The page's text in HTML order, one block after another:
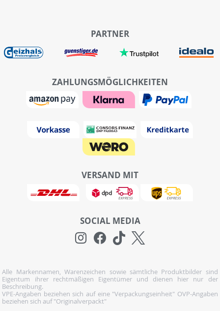
PARTNER
ZAHLUNGSMÖGLICHKEITEN
VERSAND MIT
SOCIAL MEDIA
Alle Markennamen, Warenzeichen sowie sämtliche Produktbilder sind
Eigentum ihrer rechtmäßigen Eigentümer und dienen hier nur der
Beschreibung.
VPE-Angaben beziehen sich auf eine "Verpackungseinheit" OVP-Angaben
beziehen sich auf "Originalverpackt"